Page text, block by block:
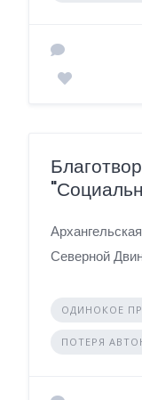
Северной
ОДИНОКОЕ
ПОТЕРЯ